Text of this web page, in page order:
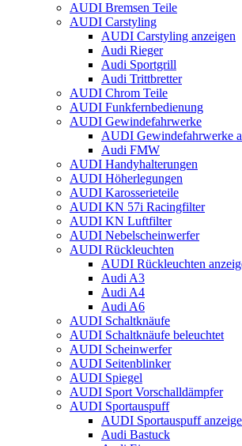
AUDI Bremsen Teile
AUDI Carstyling
AUDI Carstyling anzeigen
Audi Rieger
Audi Sportgrill
Audi Trittbretter
AUDI Chrom Teile
AUDI Funkfernbedienung
AUDI Gewindefahrwerke
AUDI Gewindefahrwerke
Audi FMW
AUDI Handyhalterungen
AUDI Höherlegungen
AUDI Karosserieteile
AUDI KN 57i Racingfilter
AUDI KN Luftfilter
AUDI Nebelscheinwerfer
AUDI Rückleuchten
AUDI Rückleuchten
Audi A3
Audi A4
Audi A6
AUDI Schaltknäufe
AUDI Schaltknäufe beleuchtet
AUDI Scheinwerfer
AUDI Seitenblinker
AUDI Spiegel
AUDI Sport Vorschalldämpfer
AUDI Sportauspuff
AUDI Sportauspuff
Audi Bastuck